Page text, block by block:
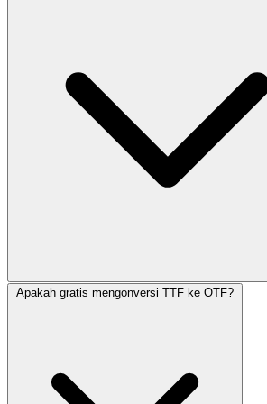
Apakah gratis mengonversi TTF ke OTF?